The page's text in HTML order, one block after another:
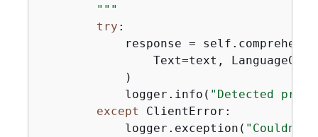
        """
try :
response =
Text=text,
            )
            logger.info(
"Detected
except ClientError:
            logger.exception(
"Couldn't